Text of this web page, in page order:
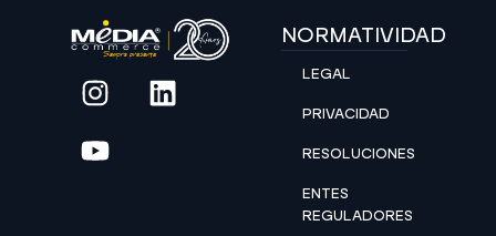
NORMATIVIDAD
LEGAL
PRIVACIDAD
RESOLUCIONES
ENTES
REGULADORES